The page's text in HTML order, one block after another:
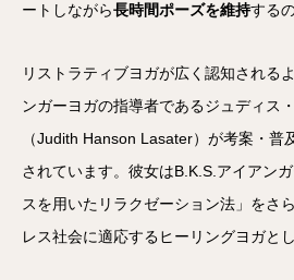
ートしながら長時間ポーズを維持する
リストラティブヨガが広く認知される
ンガーヨガの指導者であるジュディス
（Judith Hanson Lasater）が考案・普
されています。彼女はB.K.S.アイアン
スを用いたリラクゼーション法」をさ
レス社会に適応するヒーリングヨガと